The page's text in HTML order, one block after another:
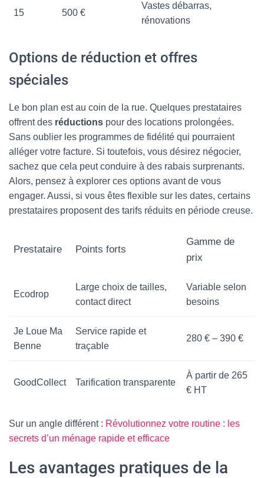
15 500 €
Vastes débarras,
rénovations
Options de réduction et offres
spéciales
Le bon plan est au coin de la rue. Quelques prestataires
offrent des réductions pour des locations prolongées.
Sans oublier les programmes de fidélité qui pourraient
alléger votre facture. Si toutefois, vous désirez négocier,
sachez que cela peut conduire à des rabais surprenants.
Alors, pensez à explorer ces options avant de vous
engager. Aussi, si vous êtes flexible sur les dates, certains
prestataires proposent des tarifs réduits en période creuse.
Prestataire Points forts
Gamme de
prix
Ecodrop
Large choix de tailles,
contact direct
Variable selon
besoins
Je Loue Ma
Benne
Service rapide et
traçable
280 € – 390 €
GoodCollect Tarification transparente
À partir de 265
€ HT
Sur un angle différent : Révolutionnez votre routine : les
secrets d’un ménage rapide et efficace
Les avantages pratiques de la